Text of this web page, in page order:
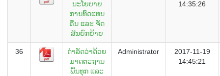
ນະໂຍບາຍ
ການທົດແທນ
ຄືນ ແລະ ຈັດ
ສັນຍົກຍ້າຍ
14:35:26
36
ດຳລັດວ່າດ້ວຍ
ມາດຕະຖານ
ພົ້ນທຸກ ແລະ
Administrator
2017-11-19
14:45:21